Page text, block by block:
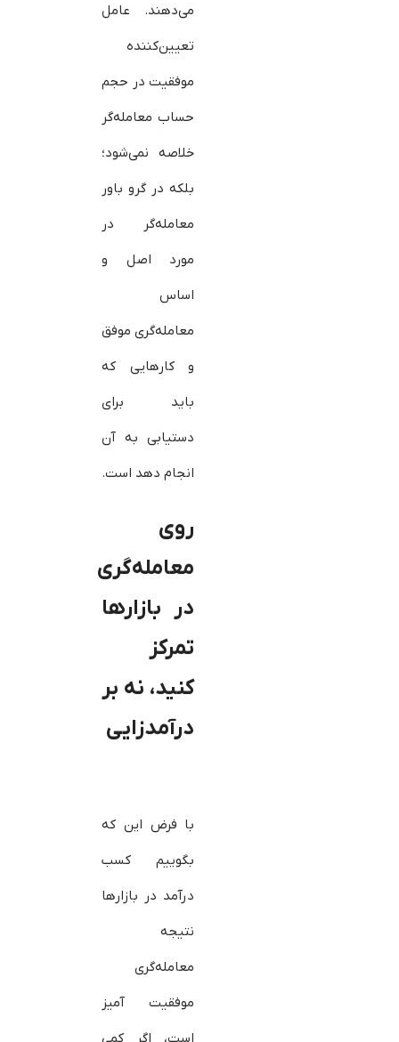
می‌دهند. عامل
تعیین‌کننده
موفقیت در حجم
حساب معامله‌گر
خلاصه نمی‌شود؛
بلکه در گرو باور
معامله‌گر در
مورد اصل و
اساس
معامله‌گری موفق
و کارهایی که
باید برای
دستیابی به آن
انجام دهد است.
روی
معامله‌گری
در بازارها
تمرکز
کنید، نه بر
درآمدزایی
با فرض این که
بگوییم کسب
درآمد در بازارها
نتیجه
معامله‌گری
موفقیت آمیز
است، اگر کمی